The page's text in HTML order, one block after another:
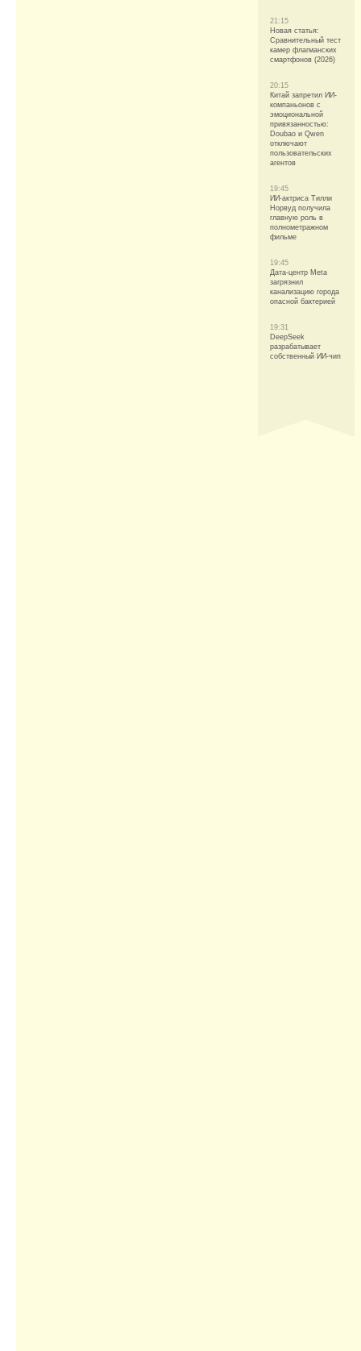
21:15
Новая статья:
Сравнительный тест
камер флагманских
смартфонов (2026)
20:15
Китай запретил ИИ-
компаньонов с
эмоциональной
привязанностью:
Doubao и Qwen
отключают
пользовательских
агентов
19:45
ИИ-актриса Тилли
Норвуд получила
главную роль в
полнометражном
фильме
19:45
Дата-центр Meta
загрязнил
канализацию города
опасной бактерией
19:31
DeepSeek
разрабатывает
собственный ИИ-чип